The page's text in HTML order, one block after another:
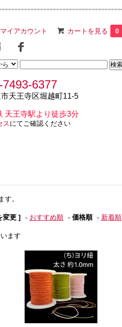
マイアカウント カートを見る 0
6377
天王寺区堀越町11-5
天王寺駅より徒歩3分
スにてご確認ください
す。
変更 ] - おすすめ順 - 価格順 - 新着順
ます